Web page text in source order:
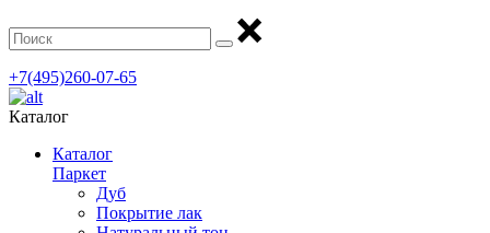
+7(495)260-07-65
Каталог
Каталог
Паркет
Дуб
Покрытие лак